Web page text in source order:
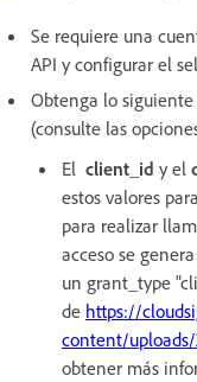
Se requiere una
API y configurar el
Obtenga lo siguiente
(consulte las
El client_id y el
estos valores
para realizar
acceso se
un grant_type
de https://
content/uploads/
obtener más